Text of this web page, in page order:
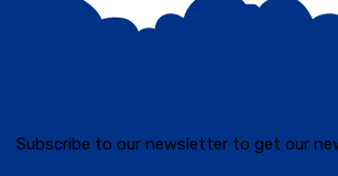
Subscribe to our newsletter to get our